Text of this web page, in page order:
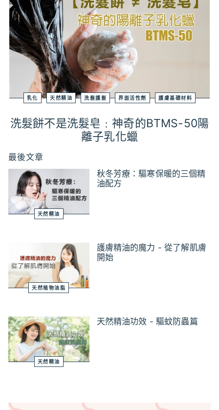
乳化 天然精油 洗髮護髮 界面活性劑 護膚基礎材料
洗髮餅不是洗髮皂﹕神奇的BTMS-50陽
離子乳化蠟
最後文章
天然精油
秋冬芳療：驅寒保暖的三個精
油配方
天然植物油脂
護膚精油的魔力 - 從了解肌膚
開始
天然精油
天然精油功效 - 驅蚊防蟲篇